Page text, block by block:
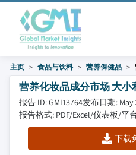
主页 食品与饮料 营养保健品
营养化妆品成分市场 大小
报告 ID: GMI13764发布日期: May
报告格式: PDF/Excel/仪表板/平
下载